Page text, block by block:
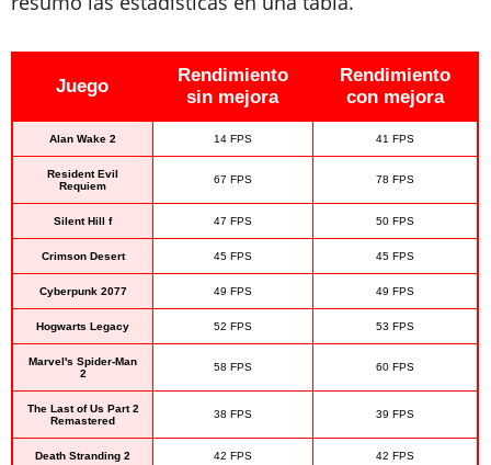
Juego
Rendimiento
sin mejora
Rendimiento
con mejora
Alan Wake 2 14 FPS 41 FPS
Resident Evil
Requiem
67 FPS 78 FPS
Silent Hill f 47 FPS 50 FPS
Crimson Desert 45 FPS 45 FPS
Cyberpunk 2077 49 FPS 49 FPS
Hogwarts Legacy 52 FPS 53 FPS
Marvel's Spider-Man
2
58 FPS 60 FPS
The Last of Us Part 2
Remastered
38 FPS 39 FPS
Death Stranding 2 42 FPS 42 FPS